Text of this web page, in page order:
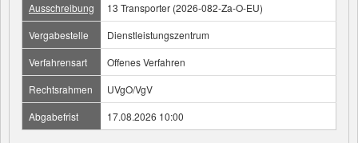
Ausschreibung
13 Transporter (2026-082-Za-O-EU)
Vergabestelle
Dienstleistungszentrum
Verfahrensart
Offenes Verfahren
Rechtsrahmen
UVgO/VgV
Abgabefrist
17.08.2026 10:00